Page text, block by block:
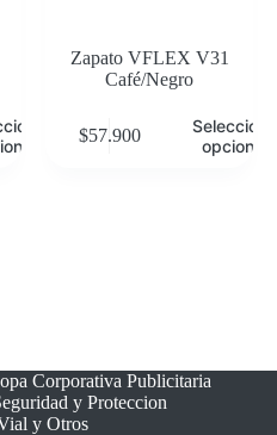
Zapato VFLEX V31
Café/Negro
$57.900
opciones
Corporativa Publicitaria
y Proteccion
y Otros